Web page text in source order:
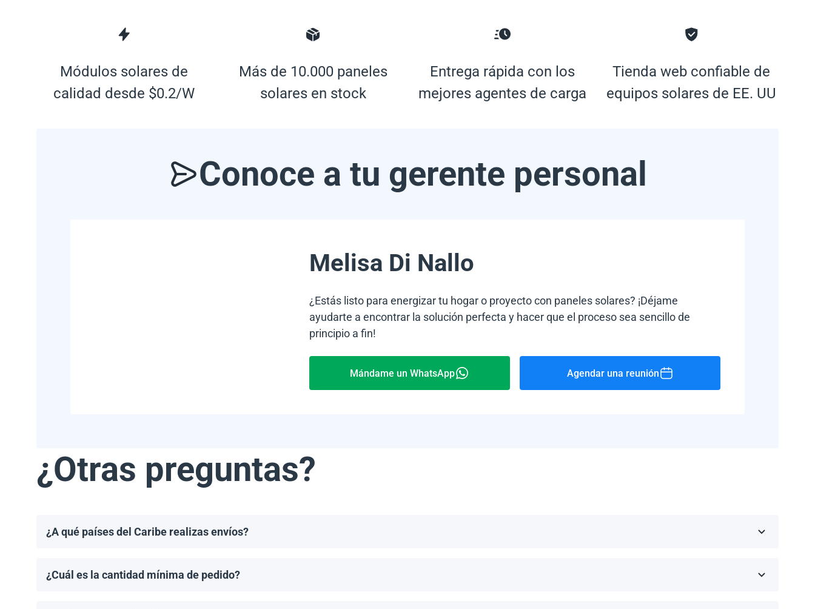
Módulos solares de
calidad desde $0.2/W
Más de 10.000 paneles
solares en stock
Entrega rápida con los
mejores agentes de carga
Tienda web confiable de
equipos solares de EE. UU
Conoce a tu gerente personal
Melisa Di Nallo
¿Estás listo para energizar tu hogar o proyecto con paneles solares? ¡Déjame
ayudarte a encontrar la solución perfecta y hacer que el proceso sea sencillo de
principio a fin!
Mándame un WhatsApp Agendar una reunión
¿Otras preguntas?
¿A qué países del Caribe realizas envíos?
¿Cuál es la cantidad mínima de pedido?